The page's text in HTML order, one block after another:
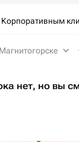
Корпоративным
нет, но вы